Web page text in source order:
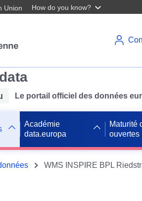
Union How do you know?
Le portail officiel des données
Académie
data.europa
Maturité
ouvertes
WMS INSPIRE BPL